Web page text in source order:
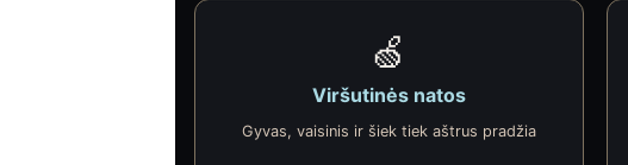
🍏
Viršutinės natos
Gyvas, vaisinis ir šiek tiek aštrus pradžia